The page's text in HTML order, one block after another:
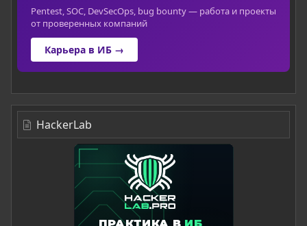
Pentest, SOC, DevSecOps, bug bounty — работа и проекты
от проверенных компаний
Карьера в ИБ →
HackerLab